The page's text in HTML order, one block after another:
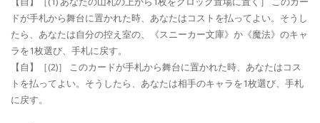
ドが手札から舞台に置かれた時、あなたはコストを払ってよい。そうし
たら、あなたは自分の控え室の、《スニーカー文庫》か《魔法》のキャ
ラを1枚選び、手札に戻す。
【自】［(2)］ このカードが手札から舞台に置かれた時、あなたはコス
トを払ってよい。そうしたら、あなたは相手のキャラを1枚選び、手札
に戻す。